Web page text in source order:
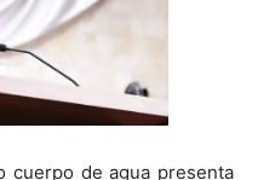
cuerpo de agua presenta